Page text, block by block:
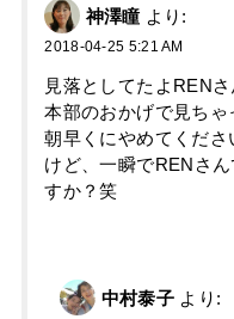
神澤瞳 より:
2018-04-25 5:21 AM
見落としてたよRENさ
本部のおかげで見ちゃ
朝早くにやめてくだ
けど、一瞬でRENさ
すか？笑
中村泰子 より: